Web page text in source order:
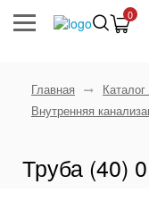
0
Главная
Внутренняя
Труба (40)